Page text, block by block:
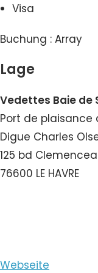
Visa
Buchung : Array
Lage
Vedettes Baie de
Port de plaisance
Digue Charles
125 bd
76600 LE HAVRE
Webseite